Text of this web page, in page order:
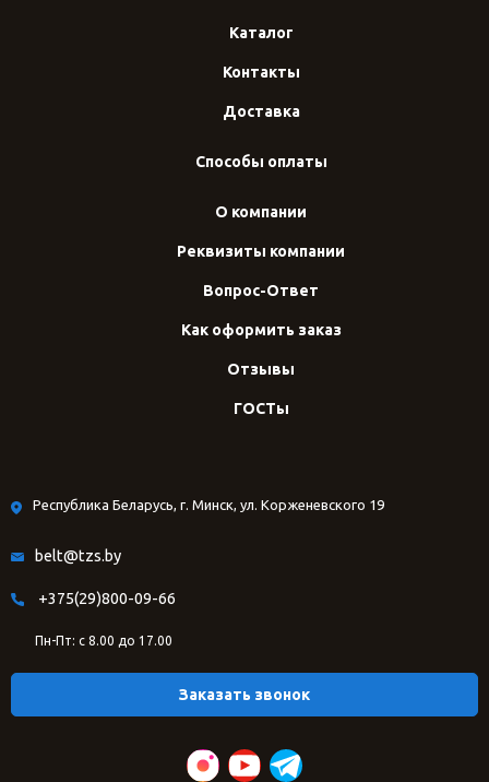
Каталог
Контакты
Доставка
Способы оплаты
О компании
Реквизиты компании
Вопрос-Ответ
Как оформить заказ
Отзывы
ГОСТы
Республика Беларусь, г. Минск, ул. Корженевского 19
belt@tzs.by
+375(29)800-09-66
Пн-Пт: с 8.00 до 17.00
Заказать звонок